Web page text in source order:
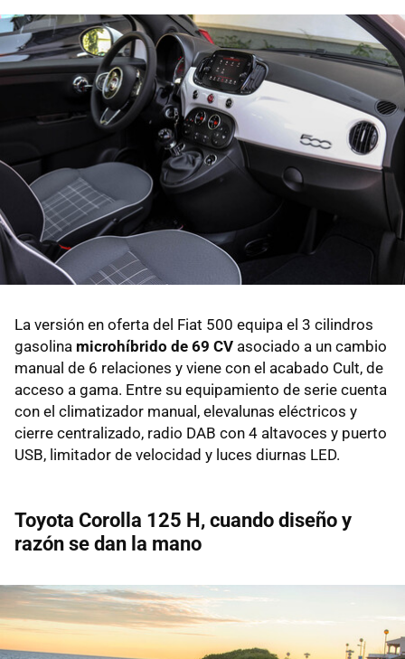
La versión en oferta del Fiat 500 equipa el 3 cilindros
gasolina microhíbrido de 69 CV asociado a un cambio
manual de 6 relaciones y viene con el acabado Cult, de
acceso a gama. Entre su equipamiento de serie cuenta
con el climatizador manual, elevalunas eléctricos y
cierre centralizado, radio DAB con 4 altavoces y puerto
USB, limitador de velocidad y luces diurnas LED.
Toyota Corolla 125 H, cuando diseño y
razón se dan la mano